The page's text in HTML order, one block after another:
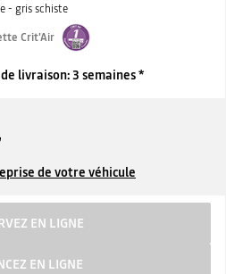
- gris schiste
Crit'Air
livraison: 3 semaines *
de votre véhicule
EN LIGNE
EN LIGNE